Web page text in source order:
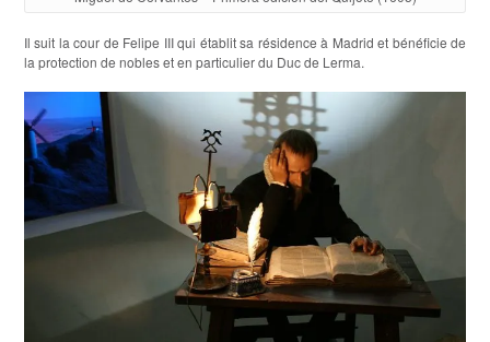
Il suit la cour de Felipe III qui établit sa résidence à Madrid et bénéficie de
la protection de nobles et en particulier du Duc de Lerma.